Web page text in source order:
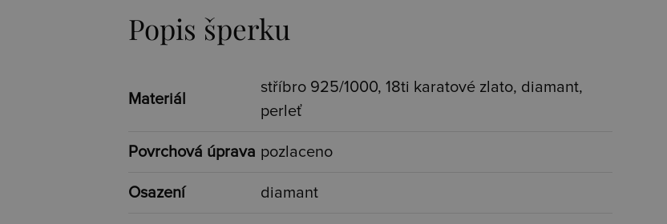
Popis šperku
Materiál
stříbro 925/1000, 18ti karatové zlato, diamant,
perleť
Povrchová úprava pozlaceno
Osazení diamant